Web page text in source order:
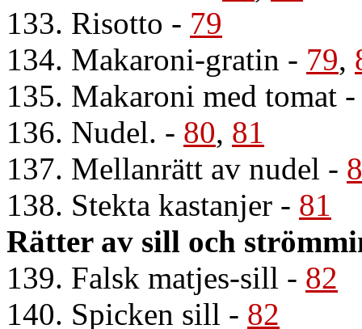
133. Risotto - 79
134. Makaroni-gratin - 79,
135. Makaroni med tomat
136. Nudel. - 80, 81
137. Mellanrätt av nudel -
138. Stekta kastanjer - 81
Rätter av sill och
139. Falsk matjes-sill - 82
140. Spicken sill - 82